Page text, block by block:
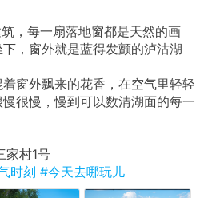
，每一扇落地窗都是天然的画
，窗外就是蓝得发颤的泸沽湖
窗外飘来的花香，在空气里轻轻
很慢，慢到可以数清湖面的每一
家村1号
时刻 #今天去哪玩儿